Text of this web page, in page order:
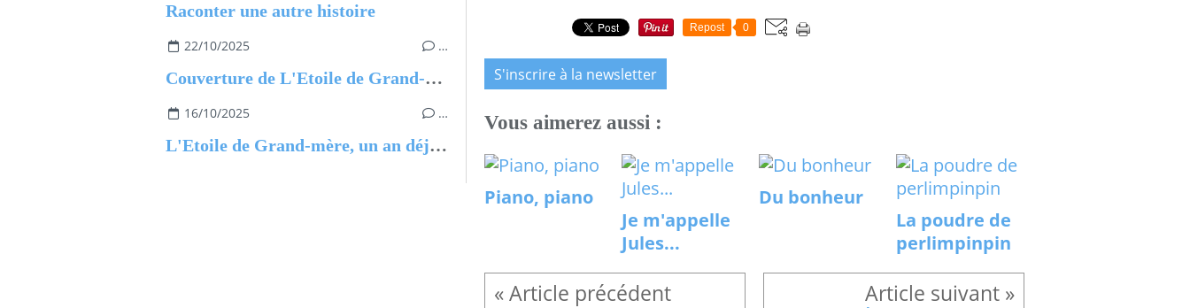
Repost 0
S'inscrire à la newsletter
Vous aimerez aussi :
Piano, piano
Je m'appelle
Jules...
Du bonheur
La poudre de
perlimpinpin
Raconter une autre histoire
22/10/2025 …
Couverture de L'Etoile de Grand-mère
16/10/2025 …
L'Etoile de Grand-mère, un an déjà !